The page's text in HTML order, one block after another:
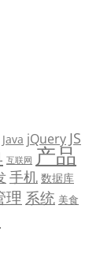
Java jQuery JS
互联网 产品
手机 数据库
理 系统 美食